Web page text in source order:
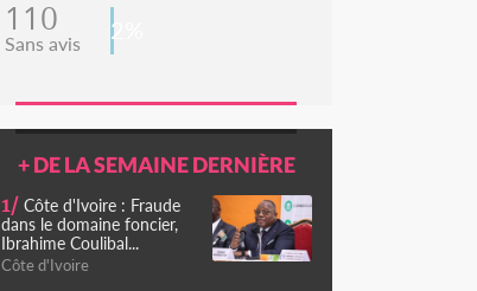
110
Sans avis 2%
+ DE LA SEMAINE DERNIÈRE
1/ Côte d'Ivoire : Fraude
dans le domaine foncier,
Ibrahime Coulibal...
Côte d'Ivoire